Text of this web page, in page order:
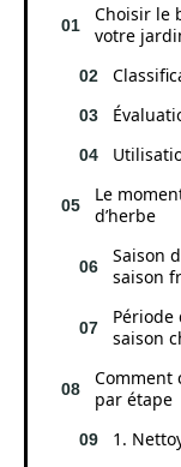
Choisir le
votre
Le
d’herbe
Saison
saison
saison
Comment
par étape
1.